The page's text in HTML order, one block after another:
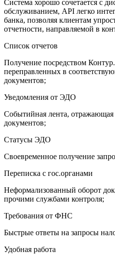
Система хорошо сочетается с
обслуживанием, API легко
банка, позволяя клиентам
отчетности, направляемой в
Список отчетов
Получение посредством
переправленных в
документов;
Уведомления от ЭДО
Событийная лента, отражающая
документов;
Статусы ЭДО
Своевременное получение
Переписка с гос.органами
Неформализованный оборот
прочими службами контроля;
Требования от ФНС
Быстрые ответы на запросы
Удобная работа